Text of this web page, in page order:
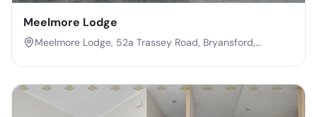
Meelmore Lodge
Meelmore Lodge, 52a Trassey Road, Bryansford,